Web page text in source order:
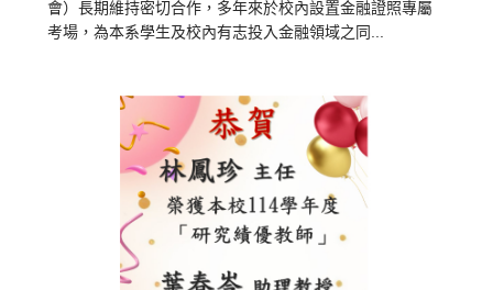
會）長期維持密切合作，多年來於校內設置金融證照專屬
考場，為本系學生及校內有志投入金融領域之同...